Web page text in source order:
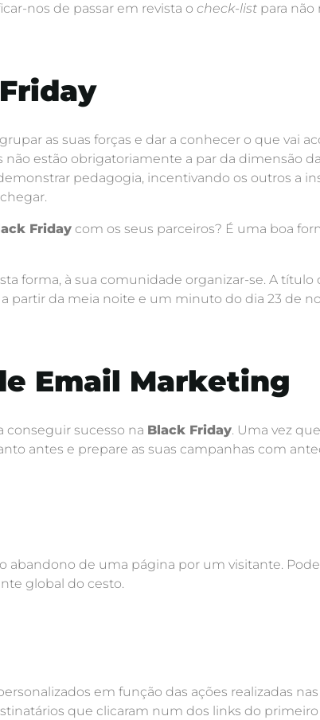
nos de passar em revista o check-list para não
as suas forças e dar a conhecer o que vai
estão obrigatoriamente a par da dimensão
pedagogia, incentivando os outros a
Friday com os seus parceiros? É uma boa
forma, à sua comunidade organizar-se. A título
da meia noite e um minuto do dia 23 de
Email Marketing
conseguir sucesso na Black Friday. Uma vez
antes e prepare as suas campanhas com
abandono de uma página por um visitante.
global do cesto.
em função das ações realizadas
que clicaram num dos links do